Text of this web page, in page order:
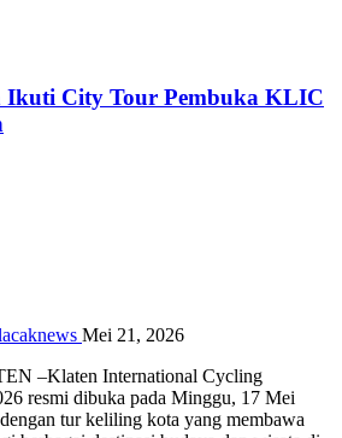
Ikuti City Tour Pembuka KLIC
Mei 21, 2026
–Klaten International Cycling
resmi dibuka pada Minggu, 17 Mei
tur keliling kota yang membawa